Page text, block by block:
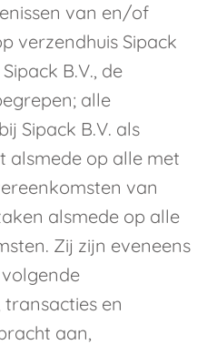
van en/of
verzendhuis Sipack
B.V., de
alle
Sipack B.V. als
alsmede op alle met
van
alsmede op alle
Zij zijn eveneens
en
aan,